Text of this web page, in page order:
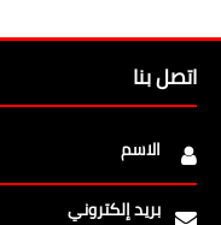
اتصل بنا
الاسم
بريد إلكتروني